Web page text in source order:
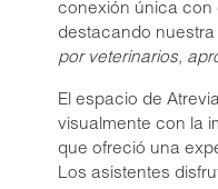
Spiro-Tabs M® 10
Doxi-Tabs® LB100
Cipro-Tabs 125 Soft
Liquamox® C IS
Amoxi-Tabs C®-250
conexión única con
destacando
por veterinarios,
El espacio de
visualmente con la
que ofreció una
Los asistentes